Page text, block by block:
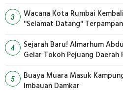
3
Wacana Kota Rumbai
''Selamat Datang''
4
Sejarah Baru! Almarhum
Gelar Tokoh Pejuang Daerah
5
Buaya Muara Masuk
Imbauan Damkar